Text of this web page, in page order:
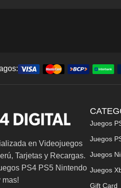
en Videojuegos
Tarjetas y Recargas.
PS4 PS5 Nintendo
mas!
Juegos
Juegos
Juegos
Juegos
Gift Card